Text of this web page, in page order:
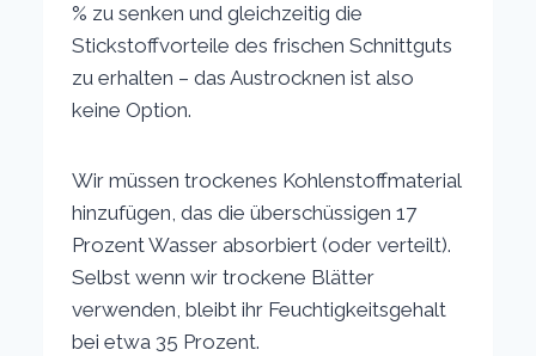
% zu senken und gleichzeitig die
Stickstoffvorteile des frischen Schnittguts
zu erhalten – das Austrocknen ist also
keine Option.
Wir müssen trockenes Kohlenstoffmaterial
hinzufügen, das die überschüssigen 17
Prozent Wasser absorbiert (oder verteilt).
Selbst wenn wir trockene Blätter
verwenden, bleibt ihr Feuchtigkeitsgehalt
bei etwa 35 Prozent.